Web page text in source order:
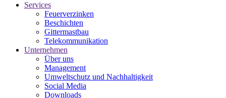
Services
Feuerverzinken
Beschichten
Gittermastbau
Telekommunikation
Unternehmen
Über uns
Management
Umweltschutz und Nachhaltigkeit
Social Media
Downloads